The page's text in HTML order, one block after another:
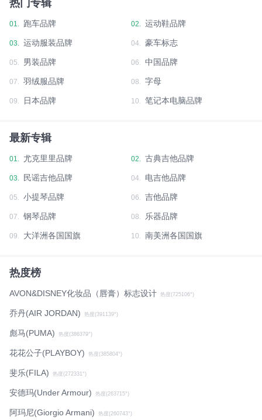
热门专辑
01. 跑车品牌 02. 运动鞋品牌
03. 运动服装品牌 04. 豪车标志
05. 男装品牌 06. 中国品牌
07. 羽绒服品牌 08. 字母
09. 日本品牌 10. 笔记本电脑品牌
最新专辑
01. 尤克里里品牌 02. 古典吉他品牌
03. 民谣吉他品牌 04. 电吉他品牌
05. 小提琴品牌 06. 吉他品牌
07. 钢琴品牌 08. 乐器品牌
09. 大洋洲各国国旗 10. 南美洲各国国旗
热度榜
AVON&DISNEY化妆品（唇膏）标志设计 热度(725106°)
乔丹(AIR JORDAN) 热度(391139°)
彪马(PUMA) 热度(386379°)
花花公子(PLAYBOY) 热度(385804°)
斐乐(FILA) 热度(272331°)
安德玛(Under Armour) 热度(263715°)
阿玛尼(Giorgio Armani) 热度(260743°)